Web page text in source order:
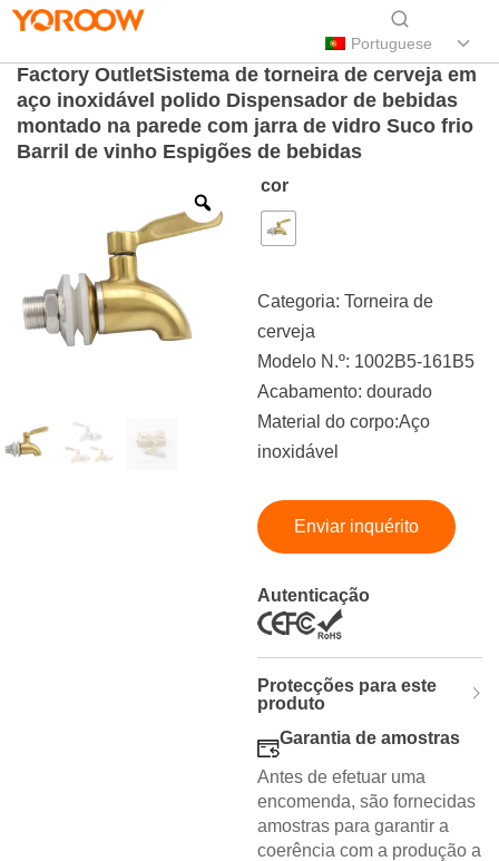
Portuguese
Factory OutletSistema de torneira de cerveja em
aço inoxidável polido Dispensador de bebidas
montado na parede com jarra de vidro Suco frio
Barril de vinho Espigões de bebidas
cor
Categoria:Torneira de
cerveja
Modelo N.º: 1002B5-161B5
Acabamento: dourado
Material do corpo:Aço
inoxidável
Enviar inquérito
Autenticação
Protecções para este
produto
Garantia de amostras
Antes de efetuar uma
encomenda, são fornecidas
amostras para garantir a
coerência com a produção a